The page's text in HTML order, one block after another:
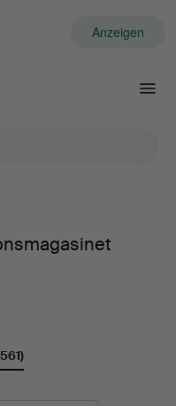
Anzeigen